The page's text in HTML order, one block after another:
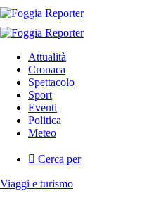
Attualità
Cronaca
Spettacolo
Sport
Eventi
Politica
Meteo
Cerca per
Viaggi e turismo